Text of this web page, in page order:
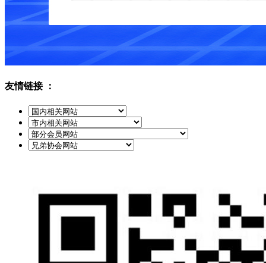
友情链接 ：